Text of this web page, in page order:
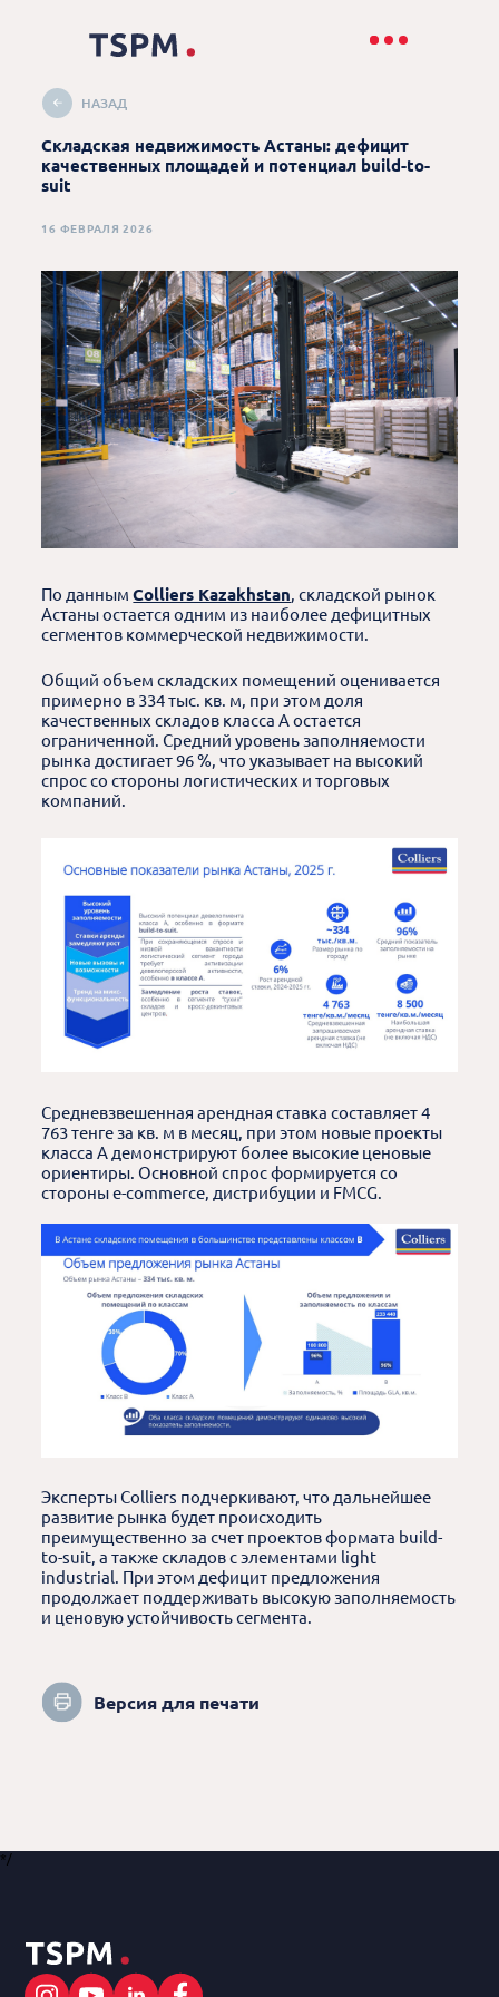
НАЗАД
Складская недвижимость Астаны: дефицит
качественных площадей и потенциал build-to-
suit
16 ФЕВРАЛЯ 2026
По даннымColliers Kazakhstan, складской рынок
Астаны остается одним из наиболее дефицитных
сегментов коммерческой недвижимости.
Общий объем складских помещений оценивается
примерно в 334 тыс. кв. м, при этом доля
качественных складов класса A остается
ограниченной. Средний уровень заполняемости
рынка достигает 96 %, что указывает на высокий
спрос со стороны логистических и торговых
компаний.
Средневзвешенная арендная ставка составляет 4
763 тенге за кв. м в месяц, при этом новые проекты
класса A демонстрируют более высокие ценовые
ориентиры. Основной спрос формируется со
стороны e-commerce, дистрибуции и FMCG.
Эксперты Colliers подчеркивают, что дальнейшее
развитие рынка будет происходить
преимущественно за счет проектов формата build-
to-suit, а также складов с элементами light
industrial. При этом дефицит предложения
продолжает поддерживать высокую заполняемость
и ценовую устойчивость сегмента.
Версия для печати
*/